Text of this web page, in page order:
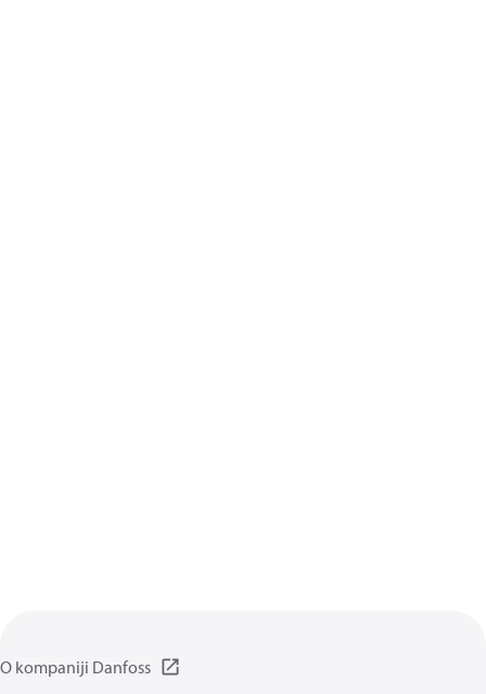
O kompaniji Danfoss